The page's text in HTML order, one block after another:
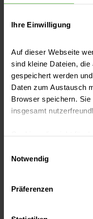
Ihre Einwilligung
Auf dieser Webseite
sind kleine Dateien,
gespeichert werden
Daten zum Austausch
Browser speichern.
insgesamt
eingesetzt werden.
Es steht Ihnen frei,
Cookies zu benutzen,
oder durch Auswahl
Notwendig
Präferenzen
Urologie
Doctor-Medic
Chefarzt am